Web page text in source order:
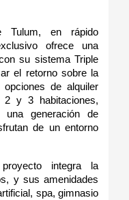
en rápido
ofrece una
su sistema Triple
el retorno sobre la
de alquiler
2 y 3 habitaciones,
una generación de
de un entorno
integra la
y sus amenidades
spa, gimnasio